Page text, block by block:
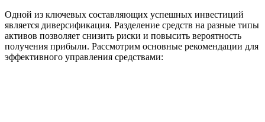
Одной из ключевых составляющих успешных инвестиций
является диверсификация. Разделение средств на разные типы
активов позволяет снизить риски и повысить вероятность
получения прибыли. Рассмотрим основные рекомендации для
эффективного управления средствами: